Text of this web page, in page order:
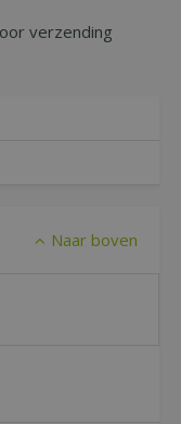
verzending
Naar boven